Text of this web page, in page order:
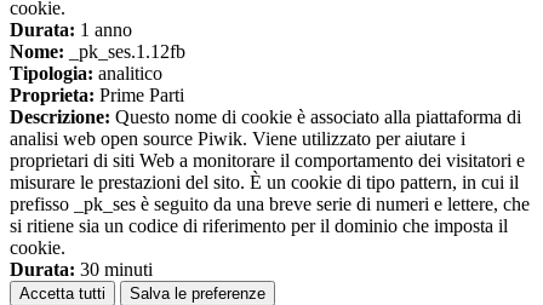
cookie.
Durata: 1 anno
Nome: _pk_ses.1.12fb
Tipologia: analitico
Proprieta: Prime Parti
Descrizione: Questo nome di cookie è associato alla piattaforma di
analisi web open source Piwik. Viene utilizzato per aiutare i
proprietari di siti Web a monitorare il comportamento dei visitatori e
misurare le prestazioni del sito. È un cookie di tipo pattern, in cui il
prefisso _pk_ses è seguito da una breve serie di numeri e lettere, che
si ritiene sia un codice di riferimento per il dominio che imposta il
cookie.
Durata: 30 minuti
Accetta tutti Salva le preferenze